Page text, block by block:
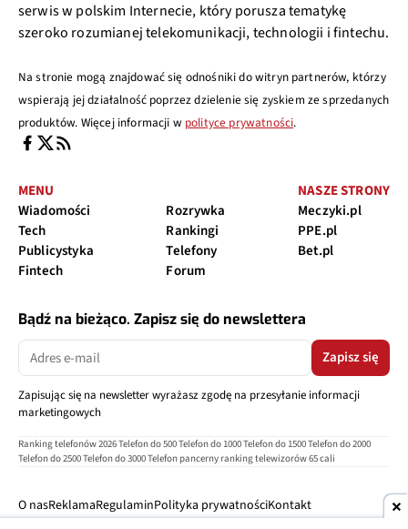
serwis w polskim Internecie, który porusza tematykę
szeroko rozumianej telekomunikacji, technologii i fintechu.
Na stronie mogą znajdować się odnośniki do witryn partnerów, którzy
wspierają jej działalność poprzez dzielenie się zyskiem ze sprzedanych
produktów. Więcej informacji w polityce prywatności.
MENU
Wiadomości
Tech
Publicystyka
Fintech
Rozrywka
Rankingi
Telefony
Forum
NASZE STRONY
Meczyki.pl
PPE.pl
Bet.pl
Bądź na bieżąco. Zapisz się do newslettera
Zapisz się
Zapisując się na newsletter wyrażasz zgodę na przesyłanie informacji
marketingowych
Ranking telefonów 2026Telefon do 500Telefon do 1000Telefon do 1500Telefon do 2000
Telefon do 2500Telefon do 3000Telefon pancerny ranking telewizorów 65 cali
O nasReklamaRegulaminPolityka prywatnościKontakt